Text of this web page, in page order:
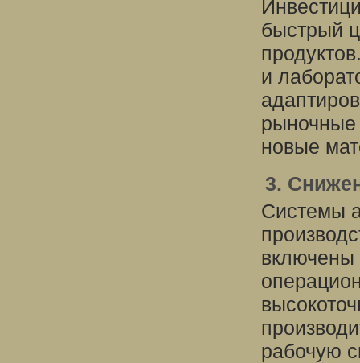
быстрый
и
рыночные
новые
3.
Системы
включены
рабочую